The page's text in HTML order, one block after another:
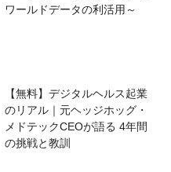
ワールドデータの利活用～
【無料】デジタルヘルス起業
のリアル｜元ヘッジホッグ・
メドテックCEOが語る 4年間
の挑戦と教訓